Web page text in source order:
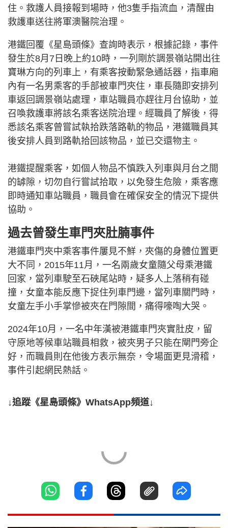
住。救護人員接報到場時，他3隻手指流血，清醒由
救護車送往將軍澳醫院治理。
港鐵回覆《星島頭條》查詢時表示，根據記錄，事件
發生於8月7日晚上約10時，一列剛於調景嶺站開出往
寶琳方向的列車上，有乘客按動緊急通話器，指車廂
內有一名男乘客的手部被車門夾住，車長隨即安排列
車返回調景嶺站處理，車站職員亦趕往月台協助，並
召喚救護車將該名乘客送院治理。經職員了解後，得
悉該名乘客曾嘗試執拾跌落路軌的物品，港鐵職員其
後安排人員到路軌拾回該物品，並已交還物主。
港鐵提醒乘客，如個人物品不慎跌入列車與月台之間
的罅隙，切勿自行嘗試拾取，以免發生危險，乘客應
即時通知車站職員，職員會在確保安全的情況下提供
協助。
過去曾發生車門夾肚腩事件
港鐵車門夾中乘客事件屢見不鮮，夾傷的身體位置更
大不同，2015年11月，一名兩歲女童隨父母乘港鐵
回家，當列車駛至石硤尾站時，疑多人上落稍有碰
撞，女童本能反應下捉住列車門邊，當列車關門時，
女童左手小手掌慘被夾在門隙間，痛得嚎啕大哭。
2024年10月，一名中年漢被港鐵車門夾實肚皮，留
守原地等候車站職員相救，被夾男子只能在閘門旁企
好，而職員則在他後方表示無奈，令場面更見滑稽，
事件引起網民熱話。
↓追蹤《星島頭條》WhatsApp頻道↓